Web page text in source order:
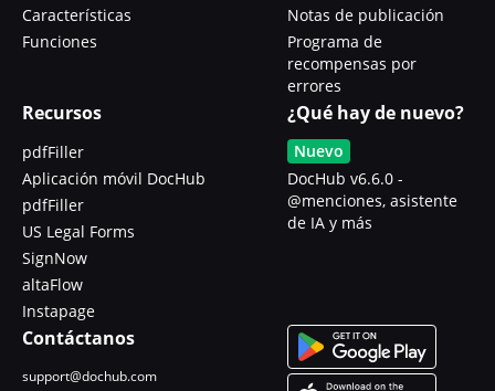
Características
Funciones
Notas de publicación
Programa de
recompensas por
errores
Recursos
pdfFiller
Aplicación móvil DocHub
pdfFiller
US Legal Forms
SignNow
altaFlow
Instapage
¿Qué hay de nuevo?
Nuevo
DocHub v6.6.0 -
@menciones, asistente
de IA y más
Contáctanos
support@dochub.com